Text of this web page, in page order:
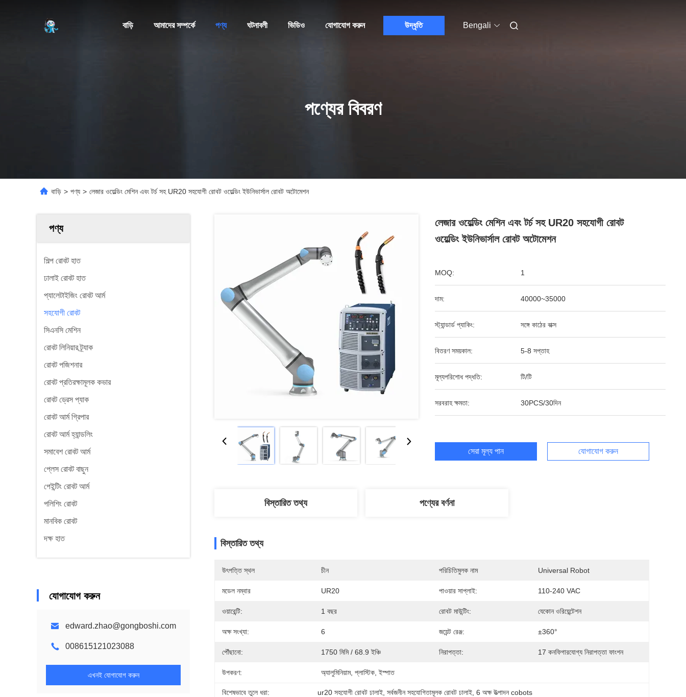
বাড়ি আমাদের সম্পর্কে পণ্য ঘটনাবলী ভিডিও যোগাযোগ করুন উদ্ধৃতি Bengali
পণ্যের বিবরণ
বাড়ি > পণ্য > লেজার ওয়েল্ডিং মেশিন এবং টর্চ সহ UR20 সহযোগী রোবট ওয়েল্ডিং ইউনিভার্সাল রোবট অটোমেশন
পণ্য
শিল্প রোবট হাত
ঢালাই রোবট হাত
প্যালেটাইজিং রোবট আর্ম
সহযোগী রোবট
সিএনসি মেশিন
রোবট লিনিয়ার ট্র্যাক
রোবট পজিশনার
রোবট প্রতিরক্ষামূলক কভার
রোবট ড্রেস প্যাক
রোবট আর্ম গ্রিপার
রোবট আর্ম হ্যান্ডলিং
সমাবেশ রোবট আর্ম
প্লেস রোবট বাছুন
পেইন্টিং রোবট আর্ম
পলিশিং রোবট
মানবিক রোবট
দক্ষ হাত
যোগাযোগ করুন
edward.zhao@gongboshi.com
008615121023088
এখনই যোগাযোগ করুন
লেজার ওয়েল্ডিং মেশিন এবং টর্চ সহ UR20 সহযোগী রোবট
ওয়েল্ডিং ইউনিভার্সাল রোবট অটোমেশন
MOQ: 1
দাম: 40000~35000
স্ট্যান্ডার্ড প্যাকিং: সঙ্গে কাঠের বাক্স
বিতরণ সময়কাল: 5-8 সপ্তাহ
মূল্যপরিশোধ পদ্ধতি: টি/টি
সরবরাহ ক্ষমতা: 30PCS/30দিন
সেরা মূল্য পান যোগাযোগ করুন
বিস্তারিত তথ্য পণ্যের বর্ণনা
বিস্তারিত তথ্য
উৎপত্তি স্থল চীন পরিচিতিমুলক নাম Universal Robot
মডেল নম্বার UR20 পাওয়ার সাপ্লাই: 110-240 VAC
ওয়ারেন্টি: 1 বছর রোবট মাউন্টিং: যেকোন ওরিয়েন্টেশন
অক্ষ সংখ্যা: 6 জয়েন্ট রেঞ্জ: ±360°
পৌঁছানো: 1750 মিমি / 68.9 ইঞ্চি নিরাপত্তা: 17 কনফিগারযোগ্য নিরাপত্তা ফাংশন
উপকরণ: অ্যালুমিনিয়াম, প্লাস্টিক, ইস্পাত
বিশেষভাবে তুলে ধরা: ur20 সহযোগী রোবট ঢালাই , সর্বজনীন সহযোগিতামূলক রোবট ঢালাই , 6 অক্ষ উত্পাদন cobots